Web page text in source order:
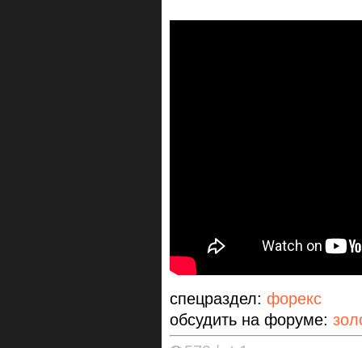
спецраздел: форекс
обсудить на форуме: